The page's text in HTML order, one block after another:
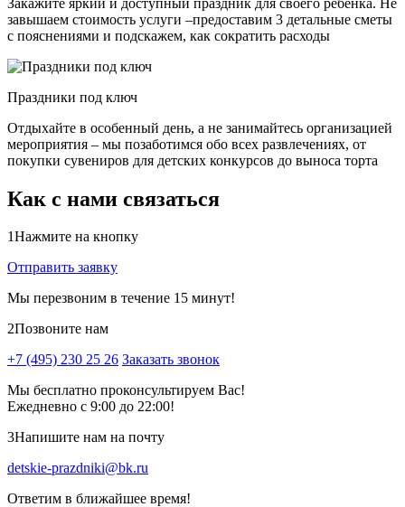
завышаем стоимость услуги –предоставим 3 детальные сметы
с пояснениями и подскажем, как сократить расходы
Праздники под ключ
Отдыхайте в особенный день, а не занимайтесь организацией
мероприятия – мы позаботимся обо всех развлечениях, от
покупки сувениров для детских конкурсов до выноса торта
Как с нами связаться
1Нажмите на кнопку
Отправить заявку
Мы перезвоним в течение 15 минут!
2Позвоните нам
+7 (495) 230 25 26 Заказать звонок
Мы бесплатно проконсультируем Вас!
Ежедневно с 9:00 до 22:00!
3Напишите нам на почту
detskie-prazdniki@bk.ru
Ответим в ближайшее время!